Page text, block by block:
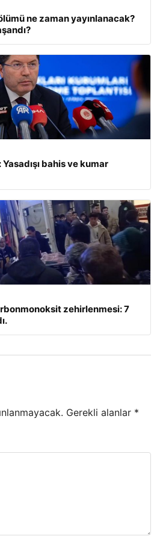
ne zaman yayınlanacak?
Yasadışı bahis ve kumar
zehirlenmesi: 7
Gerekli alanlar *